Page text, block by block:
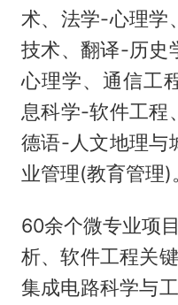
术、法学-心理学
技术、翻译-历史
心理学、通信工
息科学-软件工程
德语-人文地理与
业管理(教育管理)
60余个微专业项
析、软件工程关
集成电路科学与